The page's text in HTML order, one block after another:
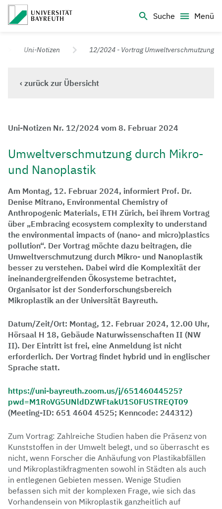
Suche
Menü
Universität Bayreuth – Deine Top-Campus-Uni
Uni-Notizen 12/2024 - Vortrag Umweltverschmutzung
‹ zurück zur Übersicht
Uni-Notizen Nr. 12/2024 vom 8. Februar 2024
Umweltverschmutzung durch Mikro-
und Nanoplastik
Am Montag, 12. Februar 2024, informiert Prof. Dr.
Denise Mitrano, Environmental Chemistry of
Anthropogenic Materials, ETH Zürich, bei ihrem Vortrag
über „Embracing ecosystem complexity to understand
the environmental impacts of (nano- and micro)plastics
pollution“. Der Vortrag möchte dazu beitragen, die
Umweltverschmutzung durch Mikro- und Nanoplastik
besser zu verstehen. Dabei wird die Komplexität der
ineinandergreifenden Ökosysteme betrachtet,
Organisator ist der Sonderforschungsbereich
Mikroplastik an der Universität Bayreuth.
Datum/Zeit/Ort: Montag, 12. Februar 2024, 12.00 Uhr,
Hörsaal H 18, Gebäude Naturwissenschaften II (NW
II). Der Eintritt ist frei, eine Anmeldung ist nicht
erforderlich. Der Vortrag findet hybrid und in englischer
Sprache statt.
https://uni-bayreuth.zoom.us/j/65146044525?
pwd=M1RoVG5UNldDZWFtakU1S0FUSTREQT09
(Meeting-ID: 651 4604 4525; Kenncode: 244312)
Zum Vortrag: Zahlreiche Studien haben die Präsenz von
Kunststoffen in der Umwelt belegt, und so überrascht es
nicht, wenn Forscher die Anhäufung von Plastikabfällen
und Mikroplastikfragmenten sowohl in Städten als auch
in entlegenen Gebieten messen. Wenige Studien
befassen sich mit der komplexen Frage, wie sich das
Vorhandensein von Mikroplastik ganzheitlich auf